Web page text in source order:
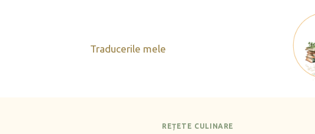
Traducerile mele
REȚETE CULINARE